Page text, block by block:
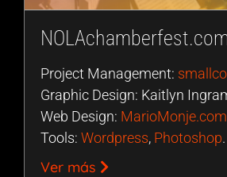
Project Management:
Graphic Design: Kaitlyn
Web Design: MarioMonje.com
Tools: Wordpress, Photoshop.
Ver más